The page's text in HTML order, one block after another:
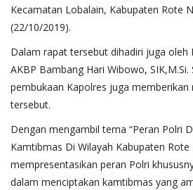
Kecamatan Lobalain, Kabupaten Rote
(22/10/2019).
Dalam rapat tersebut dihadiri juga oleh
AKBP Bambang Hari Wibowo,
pembukaan Kapolres juga
tersebut.
Dengan mengambil tema “Peran Polri
Kamtibmas Di Wilayah Kabupaten Rote
mempresentasikan peran Polri
dalam menciptakan kamtibmas yang